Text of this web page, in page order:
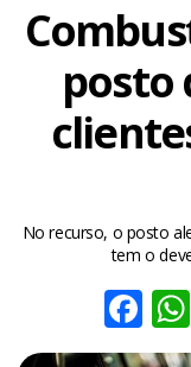
posto
No recurso, o posto
tem o